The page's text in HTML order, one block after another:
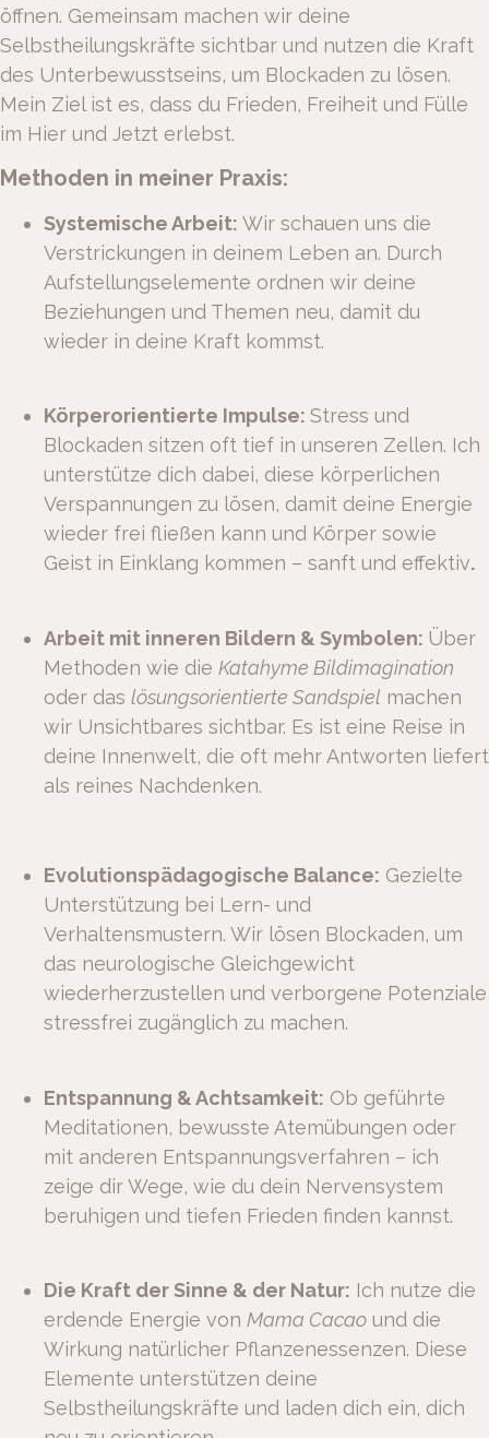
öffnen. Gemeinsam machen wir deine
Selbstheilungskräfte sichtbar und nutzen die Kraft
des Unterbewusstseins, um Blockaden zu lösen.
Mein Ziel ist es, dass du Frieden, Freiheit und Fülle
im Hier und Jetzt erlebst.
Methoden in meiner Praxis:
Systemische Arbeit: Wir schauen uns die
Verstrickungen in deinem Leben an. Durch
Aufstellungselemente ordnen wir deine
Beziehungen und Themen neu, damit du
wieder in deine Kraft kommst.
Körperorientierte Impulse: Stress und
Blockaden sitzen oft tief in unseren Zellen. Ich
unterstütze dich dabei, diese körperlichen
Verspannungen zu lösen, damit deine Energie
wieder frei fließen kann und Körper sowie
Geist in Einklang kommen – sanft und effektiv.
Arbeit mit inneren Bildern & Symbolen: Über
Methoden wie die Katahyme Bildimagination
oder das lösungsorientierte Sandspiel machen
wir Unsichtbares sichtbar. Es ist eine Reise in
deine Innenwelt, die oft mehr Antworten liefert
als reines Nachdenken.
Evolutionspädagogische Balance: Gezielte
Unterstützung bei Lern- und
Verhaltensmustern. Wir lösen Blockaden, um
das neurologische Gleichgewicht
wiederherzustellen und verborgene Potenziale
stressfrei zugänglich zu machen.
Entspannung & Achtsamkeit: Ob geführte
Meditationen, bewusste Atemübungen oder
mit anderen Entspannungsverfahren – ich
zeige dir Wege, wie du dein Nervensystem
beruhigen und tiefen Frieden finden kannst.
Die Kraft der Sinne & der Natur: Ich nutze die
erdende Energie von Mama Cacao und die
Wirkung natürlicher Pflanzenessenzen. Diese
Elemente unterstützen deine
Selbstheilungskräfte und laden dich ein, dich